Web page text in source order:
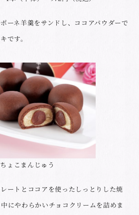
ーネ羊羹をサンドし、ココアパウダーで
です。
ちょこまんじゅう
ートとココアを使ったしっとりした焼
にやわらかいチョコクリームを詰めま